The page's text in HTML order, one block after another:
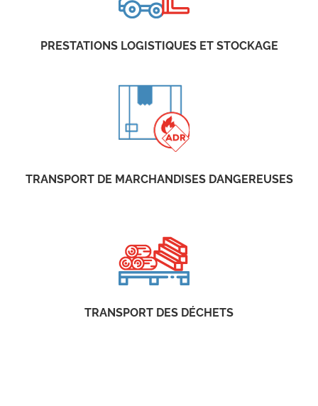
PRESTATIONS LOGISTIQUES ET STOCKAGE
TRANSPORT DE MARCHANDISES DANGEREUSES
TRANSPORT DES DÉCHETS